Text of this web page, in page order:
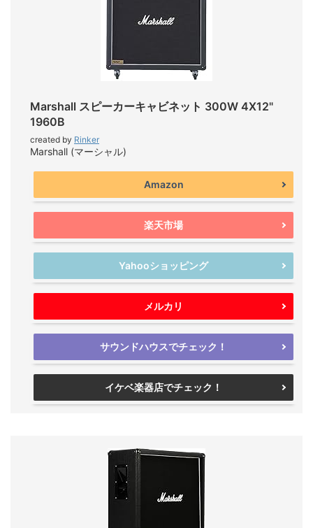
Marshall スピーカーキャビネット 300W 4X12"
1960B
created by Rinker
Marshall (マーシャル)
Amazon
楽天市場
Yahooショッピング
メルカリ
サウンドハウスでチェック！
イケベ楽器店でチェック！